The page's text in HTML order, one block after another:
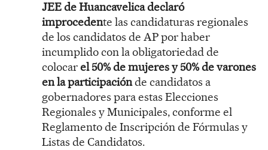
JEE de Huancavelica declaró
improcedente las candidaturas regionales
de los candidatos de AP por haber
incumplido con la obligatoriedad de
colocarel 50% de mujeres y 50% de varones
en la participaciónde candidatos a
gobernadores para estas Elecciones
Regionales y Municipales, conforme el
Reglamento de Inscripción de Fórmulas y
Listas de Candidatos.